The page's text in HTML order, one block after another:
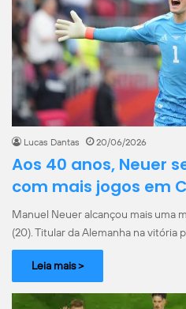
Lucas Dantas 20/06/2026
Aos 40 anos, Neuer
com mais jogos em
Manuel Neuer alcançou mais uma
(20). Titular da Alemanha na vitória
Leia mais >